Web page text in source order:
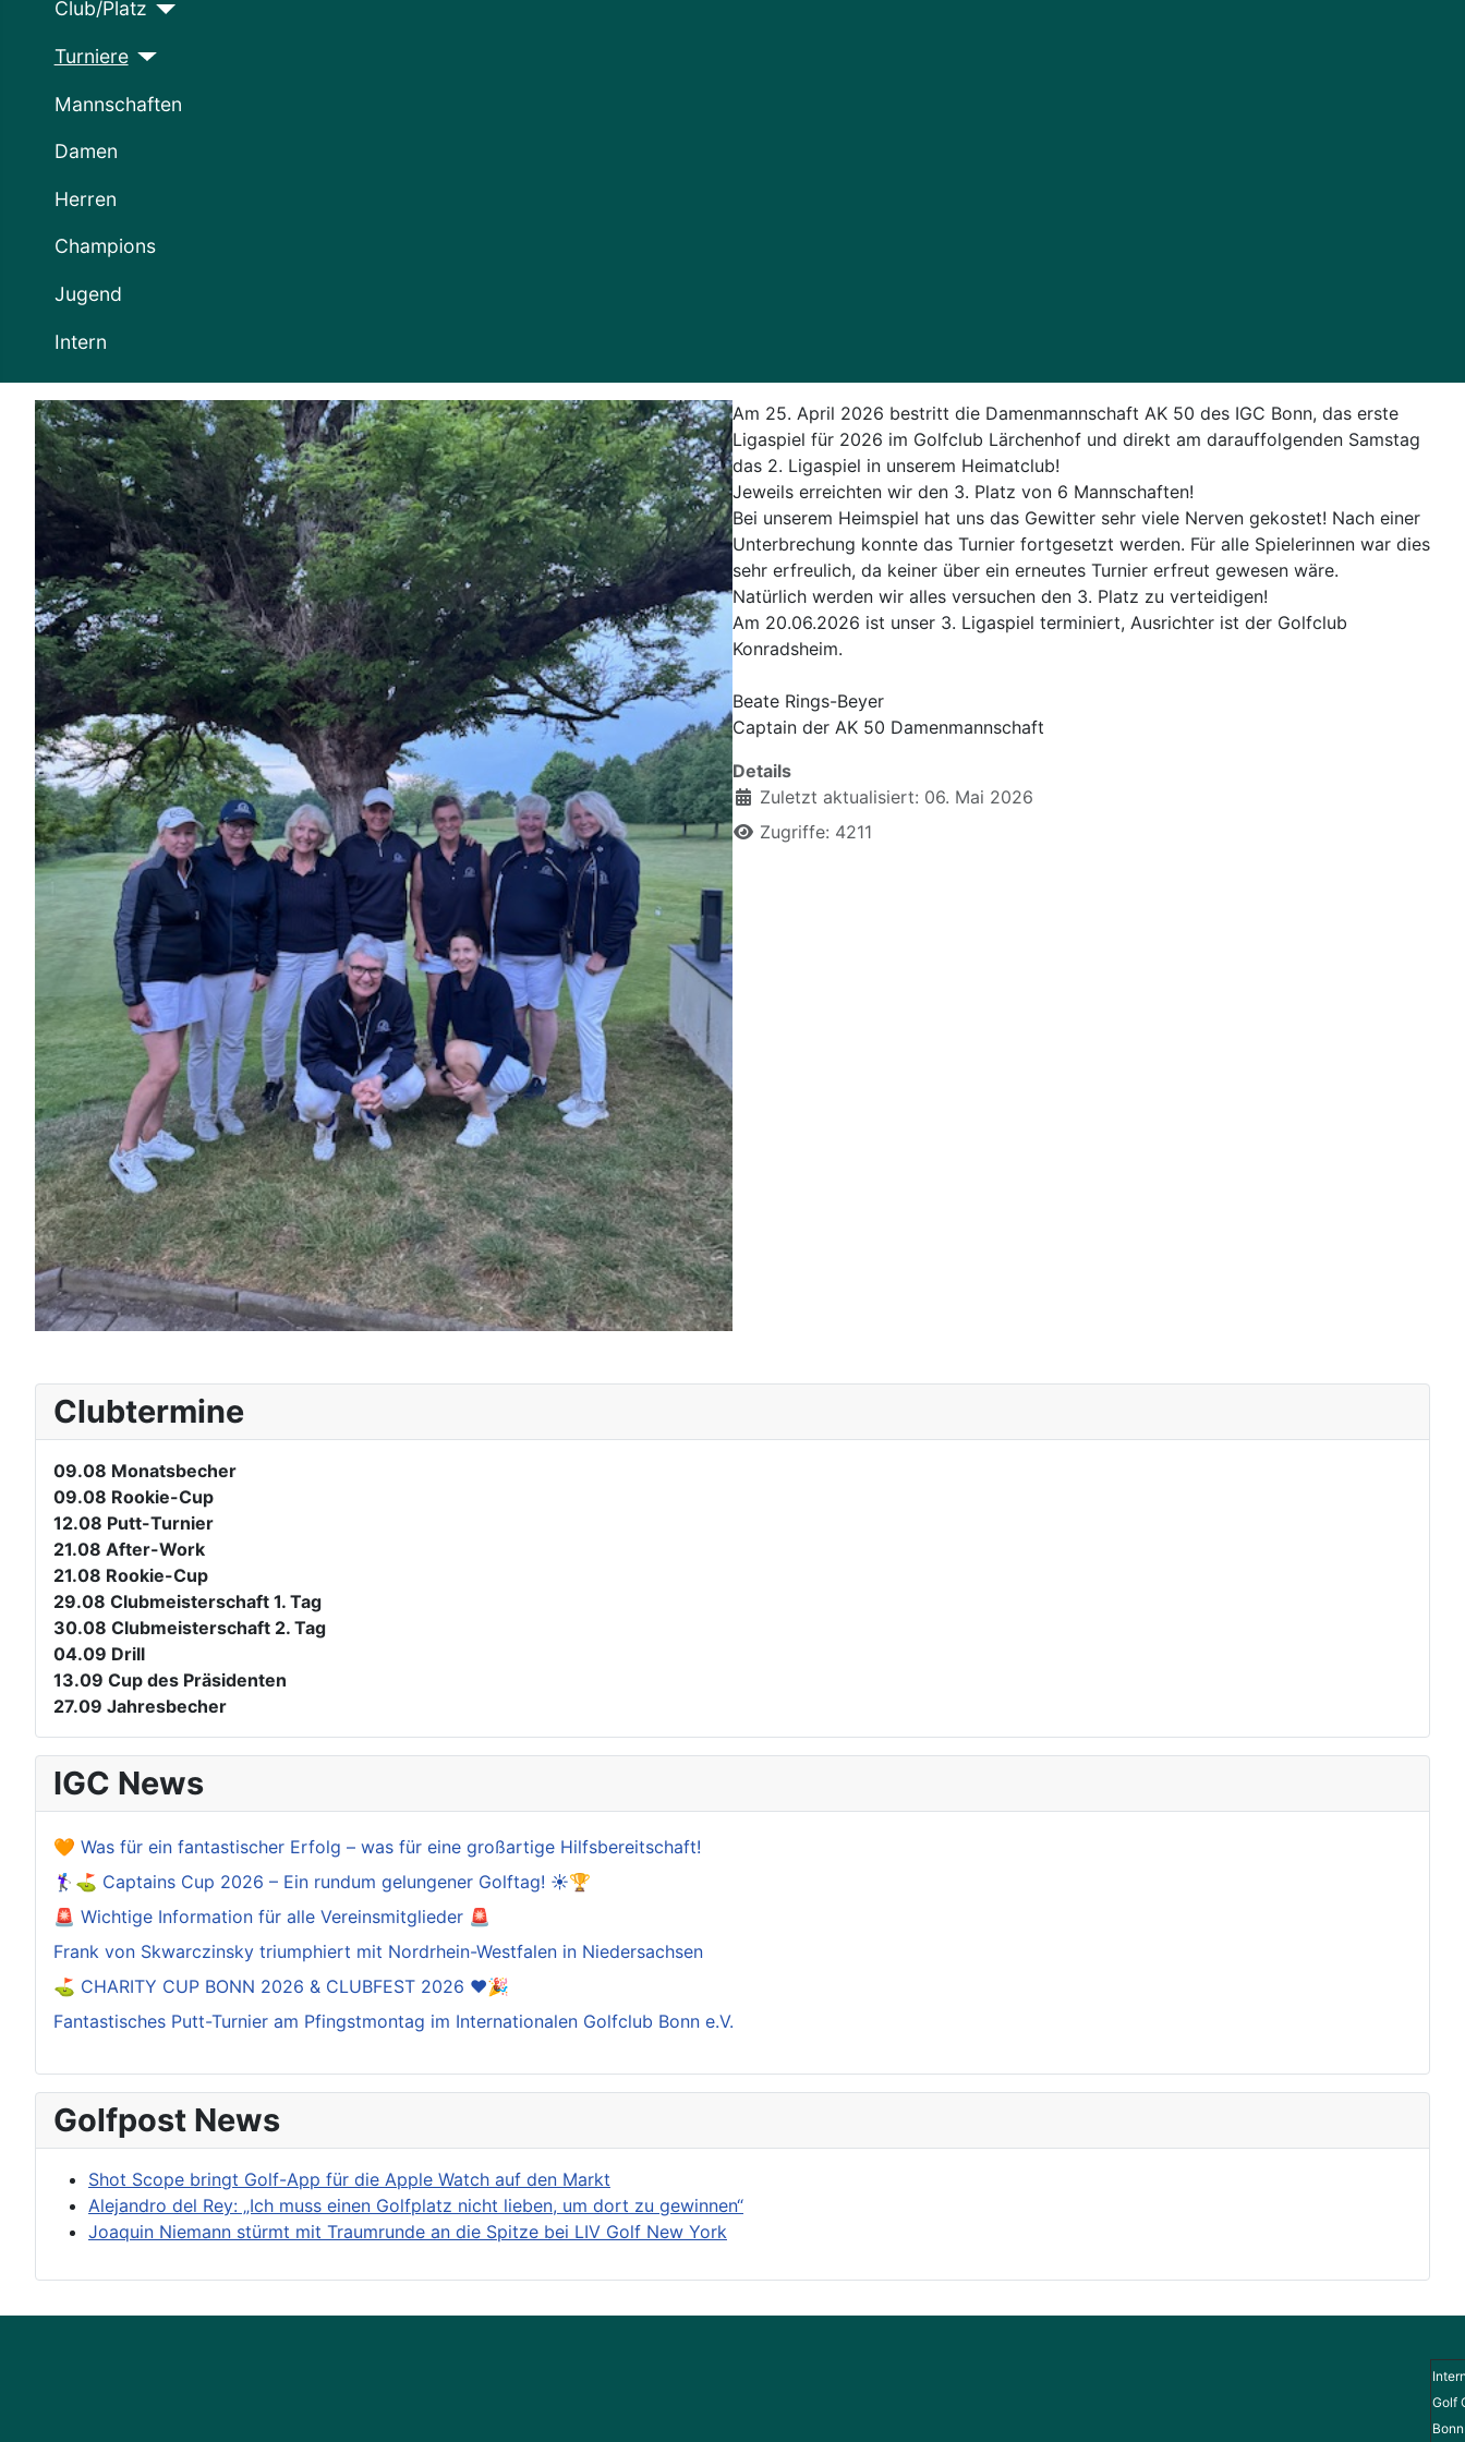
Club/Platz
Turniere
Mannschaften
Damen
Herren
Champions
Jugend
Intern
Am 25. April 2026 bestritt die Damenmannschaft AK 50 des IGC Bonn, das erste
Ligaspiel für 2026 im Golfclub Lärchenhof und direkt am darauffolgenden Samstag
das 2. Ligaspiel in unserem Heimatclub!
Jeweils erreichten wir den 3. Platz von 6 Mannschaften!
Bei unserem Heimspiel hat uns das Gewitter sehr viele Nerven gekostet! Nach einer
Unterbrechung konnte das Turnier fortgesetzt werden. Für alle Spielerinnen war dies
sehr erfreulich, da keiner über ein erneutes Turnier erfreut gewesen wäre.
Natürlich werden wir alles versuchen den 3. Platz zu verteidigen!
Am 20.06.2026 ist unser 3. Ligaspiel terminiert, Ausrichter ist der Golfclub
Konradsheim.
Beate Rings-Beyer
Captain der AK 50 Damenmannschaft
Details
Zuletzt aktualisiert: 06. Mai 2026
Zugriffe: 4211
Clubtermine
09.08 Monatsbecher
09.08 Rookie-Cup
12.08 Putt-Turnier
21.08 After-Work
21.08 Rookie-Cup
29.08 Clubmeisterschaft 1. Tag
30.08 Clubmeisterschaft 2. Tag
04.09 Drill
13.09 Cup des Präsidenten
27.09 Jahresbecher
IGC News
🧡 Was für ein fantastischer Erfolg – was für eine großartige Hilfsbereitschaft!
🏌️‍♀️⛳ Captains Cup 2026 – Ein rundum gelungener Golftag! ☀️🏆
🚨 Wichtige Information für alle Vereinsmitglieder 🚨
Frank von Skwarczinsky triumphiert mit Nordrhein-Westfalen in Niedersachsen
⛳️ CHARITY CUP BONN 2026 & CLUBFEST 2026 ❤️🎉
Fantastisches Putt-Turnier am Pfingstmontag im Internationalen Golfclub Bonn e.V.
Golfpost News
Shot Scope bringt Golf-App für die Apple Watch auf den Markt
Alejandro del Rey: „Ich muss einen Golfplatz nicht lieben, um dort zu gewinnen“
Joaquin Niemann stürmt mit Traumrunde an die Spitze bei LIV Golf New York
Golf